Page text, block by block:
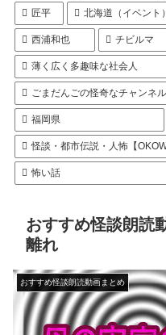
匠平 北海道（イベント）
西浦和也 チビルマ
薄く広く多趣味な社会人
ごまだんごの怪奇なチャンネル
福岡県
怪談・都市伝説・人怖【
怖い話
おすすめ怪談朗読
離れ
おすすめ怪談朗読動画まとめ